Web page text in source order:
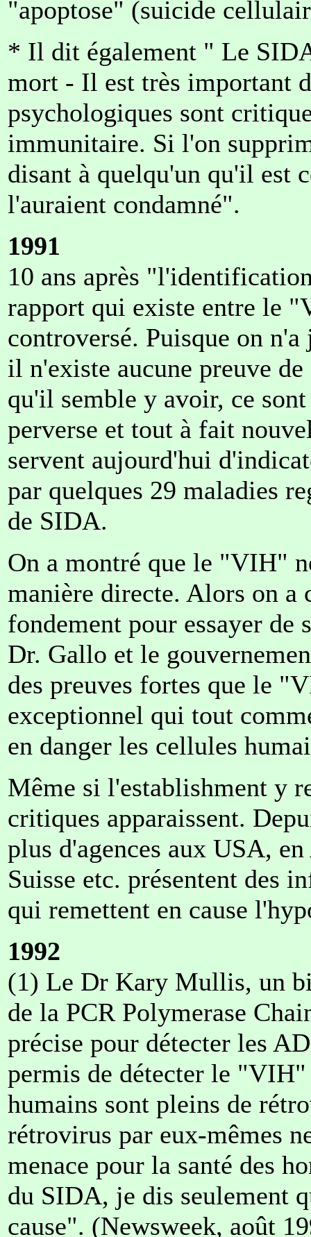
"apoptose" (suicide
* Il dit également " Le
mort - Il est très important
psychologiques sont
immunitaire. Si l'on
disant à quelqu'un qu'il est
l'auraient condamné".
1991
10 ans après
rapport qui existe entre le
controversé. Puisque on
il n'existe aucune preuve
qu'il semble y avoir, ce
perverse et tout à fait
servent aujourd'hui
par quelques 29 maladies
de SIDA.
On a montré que le "VIH"
manière directe. Alors on a
fondement pour essayer
Dr. Gallo et le
des preuves fortes que le
exceptionnel qui tout
en danger les cellules
Même si l'establishment y
critiques apparaissent.
plus d'agences aux USA,
Suisse etc. présentent des
qui remettent en cause
1992
(1) Le Dr Kary Mullis, un
de la PCR Polymerase
précise pour détecter les
permis de détecter le
humains sont pleins de
rétrovirus par eux-mêmes
menace pour la santé des
du SIDA, je dis seulement
cause". (Newsweek, août